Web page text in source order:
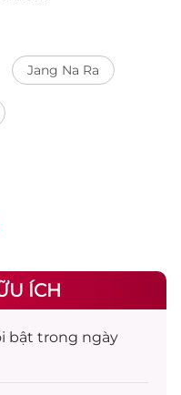
Jang Na Ra
ÍCH
bật trong ngày